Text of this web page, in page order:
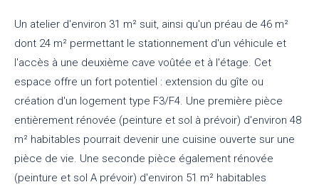
Un atelier d'environ 31 m² suit, ainsi qu'un préau de 46 m²
dont 24 m² permettant le stationnement d'un véhicule et
l'accès à une deuxième cave voûtée et à l'étage. Cet
espace offre un fort potentiel : extension du gîte ou
création d'un logement type F3/F4. Une première pièce
entièrement rénovée (peinture et sol à prévoir) d'environ 48
m² habitables pourrait devenir une cuisine ouverte sur une
pièce de vie. Une seconde pièce également rénovée
(peinture et sol A prévoir) d'environ 51 m² habitables